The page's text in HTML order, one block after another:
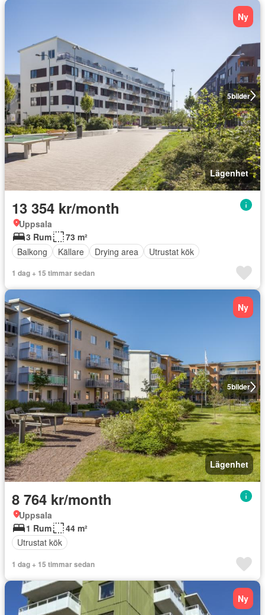
5bilder
Ny
Lägenhet
13 354 kr/month
Uppsala
3 Rum
73 m²
Balkong
Källare Drying area Utrustat kök
1 dag + 15 timmar sedan
5bilder
Ny
Lägenhet
8 764 kr/month
Uppsala
1 Rum
44 m²
Utrustat kök
1 dag + 15 timmar sedan
Ny